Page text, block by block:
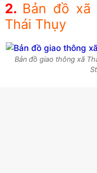
Bản đồ xã
Thái Thụy
Bản đồ giao thông xã